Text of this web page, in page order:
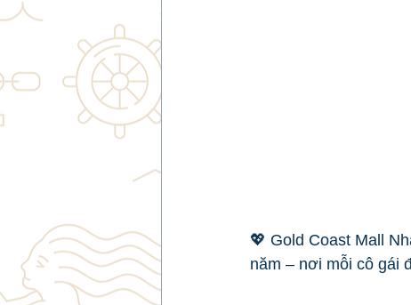
💖 Gold Coast Mall
năm – nơi mỗi cô gái